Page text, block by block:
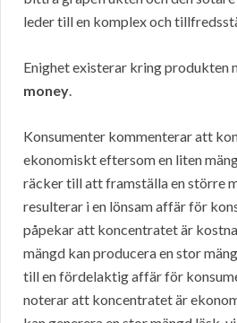
leder till en komplex och
Enighet existerar kring produkten
money.
Konsumenter kommenterar att
ekonomiskt eftersom en liten
räcker till att framställa en större
resulterar i en lönsam affär för
påpekar att koncentratet är
mängd kan producera en stor
till en fördelaktig affär för
noterar att koncentratet är